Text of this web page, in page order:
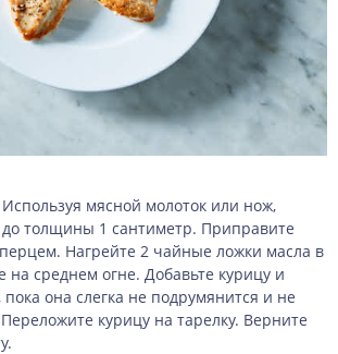
мясной молоток или нож,
до толщины 1 сантиметр. Приправите
Нагрейте 2 чайные ложки масла в
на среднем огне. Добавьте курицу и
она слегка не подрумянится и не
курицу на тарелку. Верните